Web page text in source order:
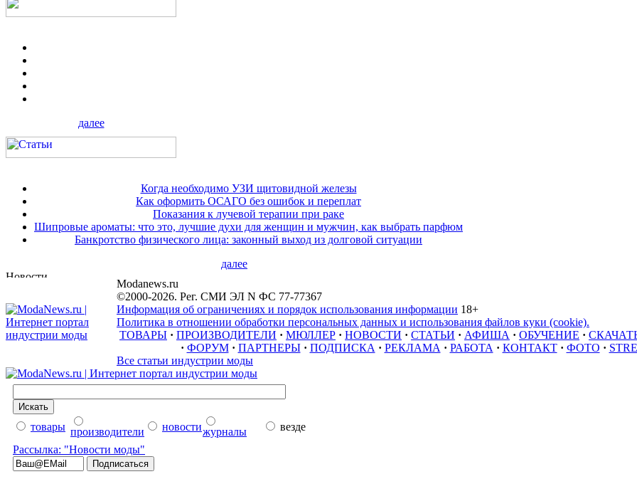
далее
Когда необходимо УЗИ щитовидной железы
Как оформить ОСАГО без ошибок и переплат
Показания к лучевой терапии при раке
Шипровые ароматы: что это, лучшие духи для женщин и мужчин, как выбрать парфюм
Банкротство физического лица: законный выход из долговой ситуации
далее
Modanews.ru
©2000-2026. Рег. СМИ ЭЛ N ФС 77-77367
Информация об ограничениях и порядок использования информации 18+
Политика в отношении обработки персональных данных и использования файлов куки (cookie).
ТОВАРЫ · ПРОИЗВОДИТЕЛИ · МЮЛЛЕР · НОВОСТИ · СТАТЬИ · АФИША · ОБУЧЕНИЕ ·
· ФОРУМ · ПАРТНЕРЫ · ПОДПИСКА · РЕКЛАМА · РАБОТА · КОНТАКТ · ФОТО ·
Все статьи индустрии моды
товары производители новостижурналы
везде
Рассылка: "Новости моды"